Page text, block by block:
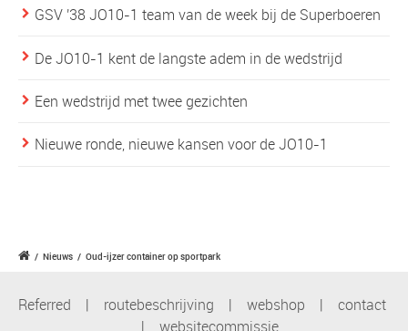
GSV '38 JO10-1 team van de week bij de Superboeren
De JO10-1 kent de langste adem in de wedstrijd
Een wedstrijd met twee gezichten
Nieuwe ronde, nieuwe kansen voor de JO10-1
/ Nieuws / Oud-ijzer container op sportpark
Referred | routebeschrijving | webshop | contact
| websitecommissie